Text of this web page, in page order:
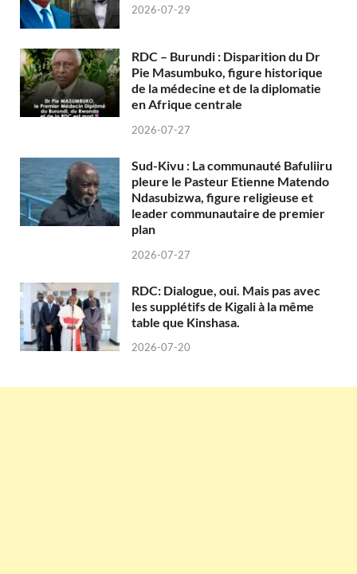
2026-07-29
RDC – Burundi : Disparition du Dr
Pie Masumbuko, figure historique
de la médecine et de la diplomatie
en Afrique centrale
2026-07-27
Sud-Kivu : La communauté Bafuliiru
pleure le Pasteur Etienne Matendo
Ndasubizwa, figure religieuse et
leader communautaire de premier
plan
2026-07-27
RDC: Dialogue, oui. Mais pas avec
les supplétifs de Kigali à la même
table que Kinshasa.
2026-07-20